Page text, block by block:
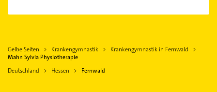
Langgöns
Hungen
Staufenberg Hessen
Sanitärinstallation
Maler
Elektroinstallation
Heizung & Sanitär
Gelbe Seiten Krankengymnastik
Krankengymnastik in Fernwald
Mahn Sylvia Physiotherapie
Deutschland
Hessen Fernwald